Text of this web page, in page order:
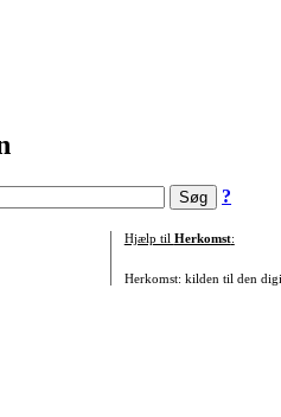
?
Hjælp til Herkomst:
Herkomst: kilden til den